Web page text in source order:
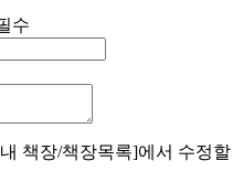
책장/책장목록]에서 수정